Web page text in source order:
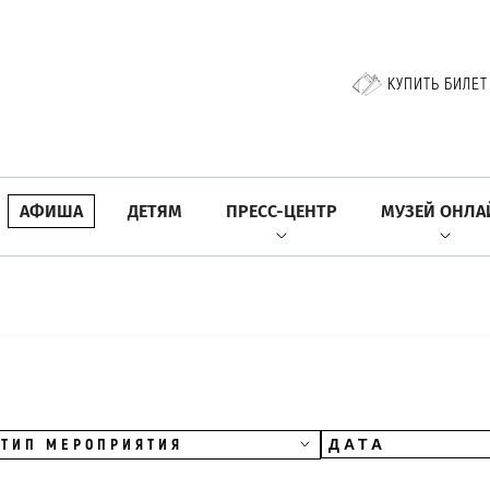
КУПИТЬ БИЛЕТ
АФИША ДЕТЯМ ПРЕСС-ЦЕНТР МУЗЕЙ
ТИП МЕРОПРИЯТИЯ